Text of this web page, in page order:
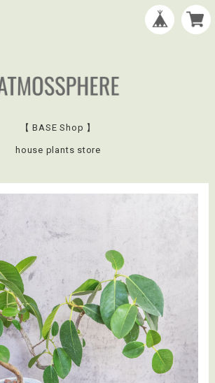
【 BASE Shop 】
house plants store